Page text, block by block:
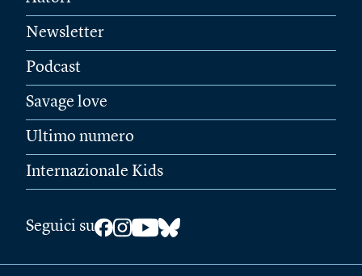
Newsletter
Podcast
Savage love
Ultimo numero
Internazionale Kids
Seguici su